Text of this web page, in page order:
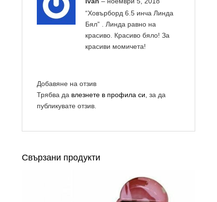
“Ховърборд 6.5 инча Линда
Бял” . Линда равно на
красиво. Красиво бяло! За
красиви момичета!
Добавяне на отзив
Трябва да влезнете в профила си , за да
публикувате отзив.
Свързани продукти